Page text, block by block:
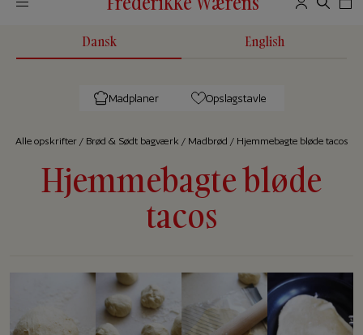
Dansk English
Madplaner Opslagstavle
Alle op­skrif­ter/ Brød & Sødt bagværk / Madbrød / Hjemmebagte bløde tacos
Hjemmebagte bløde
tacos